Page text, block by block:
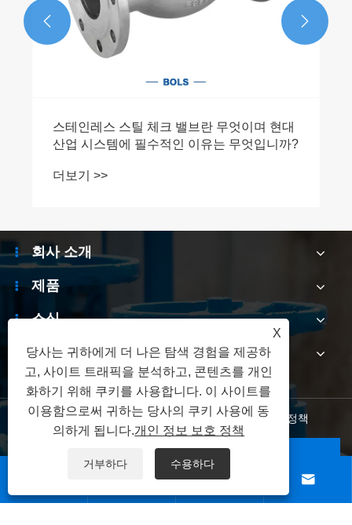
스틸 체크 밸브란 무엇이며 현대
에 필수적인 이유는 무엇입니까?
 
회사 소개
제품
소식
문의하기
Links | Sitemap | RSS | XML | 개인 정보 보호 정책
저작권 © 2026 Zhejiang Bolaisi Valve Co., Ltd. 판권 소유.
 
X
당사는 귀하에게 더 나은 탐색 경험을 제공하
고, 사이트 트래픽을 분석하고, 콘텐츠를 개인
화하기 위해 쿠키를 사용합니다. 이 사이트를
이용함으로써 귀하는 당사의 쿠키 사용에 동
의하게 됩니다.개인 정보 보호 정책
거부하다 수용하다